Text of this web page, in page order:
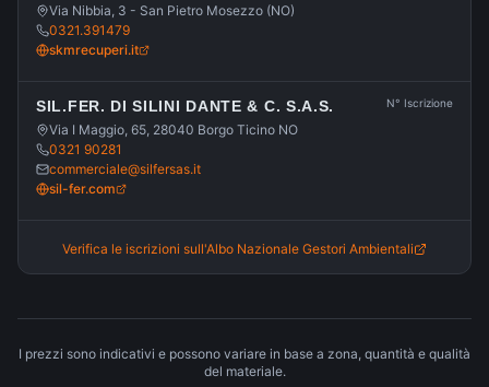
Via Nibbia, 3 - San Pietro Mosezzo (NO)
0321.391479
skmrecuperi.it
SIL.FER. DI SILINI DANTE & C. S.A.S.
Via I Maggio, 65, 28040 Borgo Ticino NO
0321 90281
commerciale@silfersas.it
sil-fer.com
N° Iscrizione
Verifica le iscrizioni sull'Albo Nazionale Gestori Ambientali
I prezzi sono indicativi e possono variare in base a zona, quantità e qualità
del materiale.